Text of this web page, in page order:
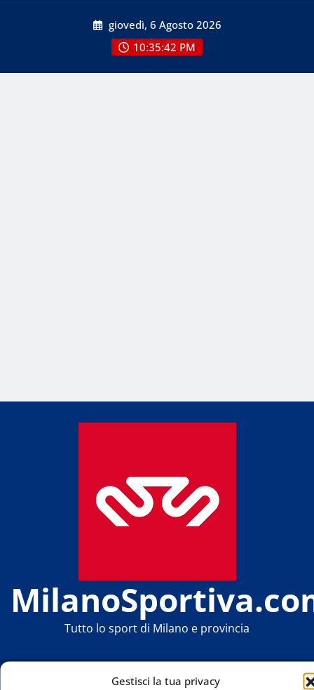
Gestisci la tua privacy
giovedì, 6 Agosto 2026
10:35:42 PM
Tutto lo sport di Milano e provincia